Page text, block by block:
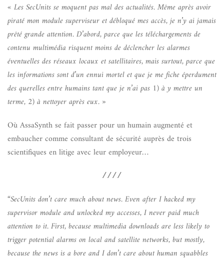
« Les SecUnits se moquent pas mal des actualités. Même après avoir
piraté mon module superviseur et débloqué mes accès, je n’y ai jamais
prêté grande attention. D’abord, parce que les téléchargements de
contenu multimédia risquent moins de déclencher les alarmes
éventuelles des réseaux locaux et satellitaires, mais surtout, parce que
les informations sont d’un ennui mortel et que je me fiche éperdument
des querelles entre humains tant que je n’ai pas 1) à y mettre un
terme, 2) à nettoyer après eux. »
Où AssaSynth se fait passer pour un humain augmenté et
embaucher comme consultant de sécurité auprès de trois
scientifiques en litige avec leur employeur…
////
“SecUnits don’t care much about news. Even after I hacked my
supervisor module and unlocked my accesses, I never paid much
attention to it. First, because multimedia downloads are less likely to
trigger potential alarms on local and satellite networks, but mostly,
because the news is a bore and I don’t care about human squabbles